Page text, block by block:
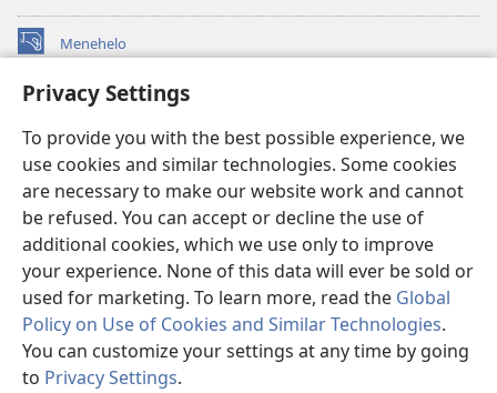
Privacy Settings
To provide you with the best possible experience, we
use cookies and similar technologies. Some cookies
are necessary to make our website work and cannot
be refused. You can accept or decline the use of
additional cookies, which we use only to improve
your experience. None of this data will ever be sold or
used for marketing. To learn more, read the Global
Policy on Use of Cookies and Similar Technologies.
You can customize your settings at any time by going
to Privacy Settings.
Menehelo
(opens
window)Watchtower ONLINE LIBRARY
new
window)JW Hub ®
(opens
new
window)Lenaneo la
Watchtower Library
Copyright© 2026 Watch Tower Bible and Tract Society of Pennsylvania.